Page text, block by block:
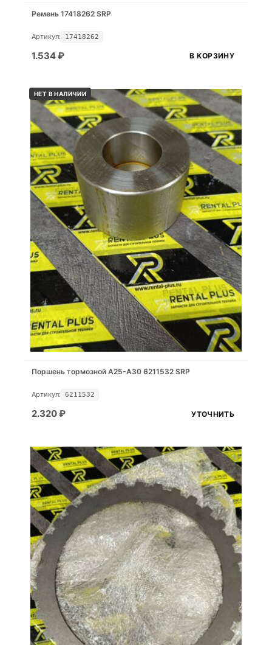
Ремень 17418262 SRP
Артикул: 17418262
1.534₽ В КОРЗИНУ
НЕТ В НАЛИЧИИ
Поршень тормозной A25-A30 6211532 SRP
Артикул: 6211532
2.320₽ УТОЧНИТЬ